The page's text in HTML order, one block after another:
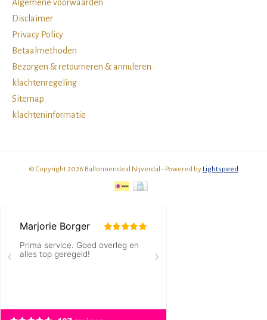
Algemene voorwaarden
Disclaimer
Privacy Policy
Betaalmethoden
Bezorgen & retourneren & annuleren
klachtenregeling
Sitemap
klachteninformatie
© Copyright 2026 Ballonnendeal Nijverdal - Powered by Lightspeed